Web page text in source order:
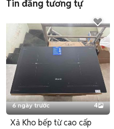
Tin đăng tương tự
6 ngày trước 4
Xả Kho bếp từ cao cấp